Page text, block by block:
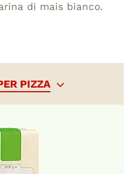
di mais bianco.
PIZZA